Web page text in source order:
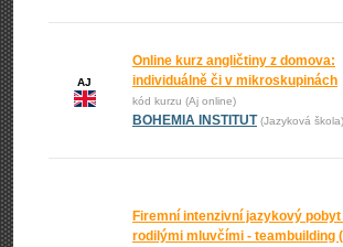
AJ
Online kurz angličtiny z domova:
individuálně či v mikroskupinách
kód kurzu (Aj online)
BOHEMIA INSTITUT (Jazyková škola)
Firemní intenzivní jazykový pobyt
rodilými mluvčími - teambuilding